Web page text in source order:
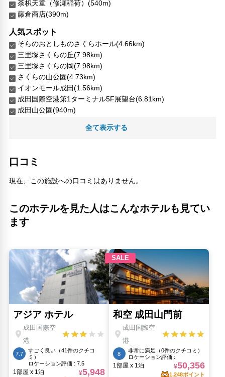
荼枳天童（修瀬稲荷）(540m)
藤倉商店(390m)
人気スポット
そらのおとしものさくらホール(4.66km)
三里塚さくらの丘(7.98km)
三里塚さくらの岡(7.98km)
さくらの山公園(4.73km)
イオンモール成田(1.56km)
成田国際空港第1ターミナル5F展望台(6.81km)
成田山公園(940m)
成田空港第2ターミナルの展望台(7.13km)
空の駅さくら館(4.66km)
全て表示する
口コミ
現在、この施設への口コミはありません。
このホテルを見た人はこんなホテルも見てい
ます